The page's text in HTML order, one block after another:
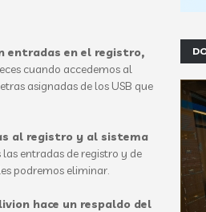
entradas en el registro,
cuando accedemos al
asignadas de los USB que
al registro y al sistema
entradas de registro y de
podremos eliminar.
hace un respaldo del